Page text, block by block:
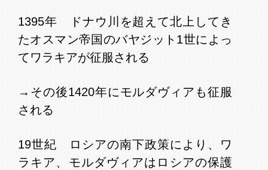
1395年　ドナウ川を超えて北上してき
たオスマン帝国のバヤジット1世によっ
てワラキアが征服される
→その後1420年にモルダヴィアも征服
される
19世紀　ロシアの南下政策により、ワ
ラキア、モルダヴィアはロシアの保護